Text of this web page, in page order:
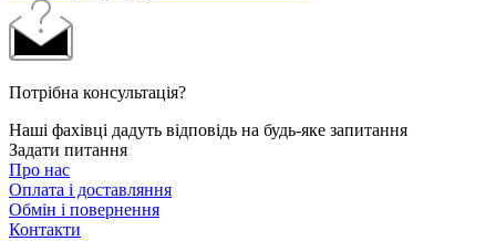
Потрібна консультація?
Наші фахівці дадуть відповідь на будь-яке запитання
Задати питання
Про нас
Оплата і доставляння
Обмін і повернення
Контакти